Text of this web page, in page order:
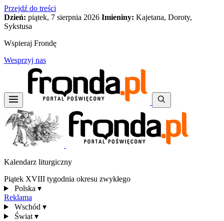
Przejdź do treści
Dzień: piątek, 7 sierpnia 2026 Imieniny: Kajetana, Doroty,
Sykstusa
Wspieraj Frondę
Wesprzyj nas
Kalendarz liturgiczny
Piątek XVIII tygodnia okresu zwykłego
Polska ▾
Reklama
Wschód ▾
Świat ▾